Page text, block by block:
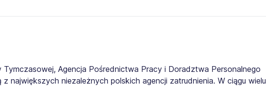
Tymczasowej, Agencja Pośrednictwa Pracy i Doradztwa Personalnego
największych niezależnych polskich agencji zatrudnienia. W ciągu wielu